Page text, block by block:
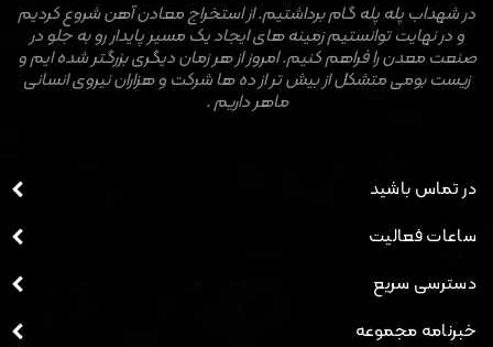
در شهداب پله پله گام برداشتیم. از استخراج معادن آهن شروع کردیم
و در نهایت توانستیم زمینه های ایجاد یک مسیر پایدار رو به جلو در
صنعت معدن را فراهم کنیم. امروز از هر زمان دیگری بزرگتر شده ایم و
زیست بومی متشکل از بیش تر از ده ها شرکت و هزاران نیروی انسانی
ماهر داریم .
در تماس باشید
ساعات فعالیت
دسترسی سریع
خبرنامه مجموعه